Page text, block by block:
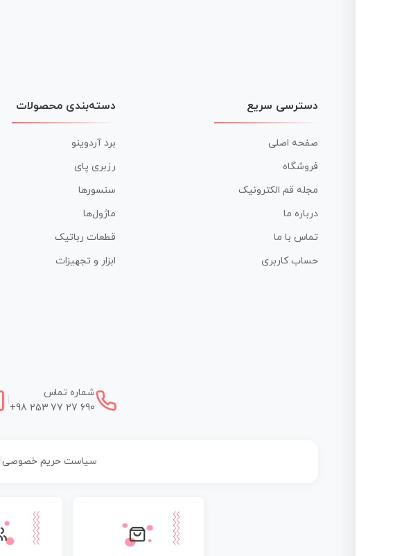
دسترسی سریع
صفحه اصلی
فروشگاه
مجله قم الکترونیک
درباره ما
تماس با ما
حساب کاربری
دسته‌بندی محصولات
برد آردوینو
رزبری پای
سنسورها
ماژول‌ها
قطعات رباتیک
ابزار و تجهیزات
شماره تماس
+98 253 77 27 690
سیاست حریم خصوصی|